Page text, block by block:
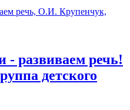
- развиваем речь!
детского